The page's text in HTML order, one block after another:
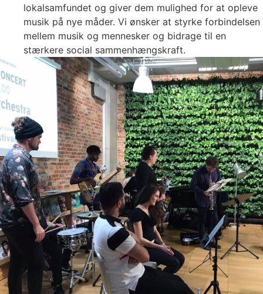
lokalsamfundet og giver dem mulighed for at opleve
musik på nye måder. Vi ønsker at styrke forbindelsen
mellem musik og mennesker og bidrage til en
stærkere social sammenhængskraft.